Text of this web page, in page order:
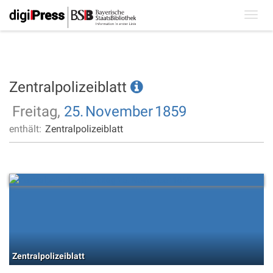
Zentralpolizeiblatt
Freitag, 25. November1859
enthält: Zentralpolizeiblatt
Zentralpolizeiblatt